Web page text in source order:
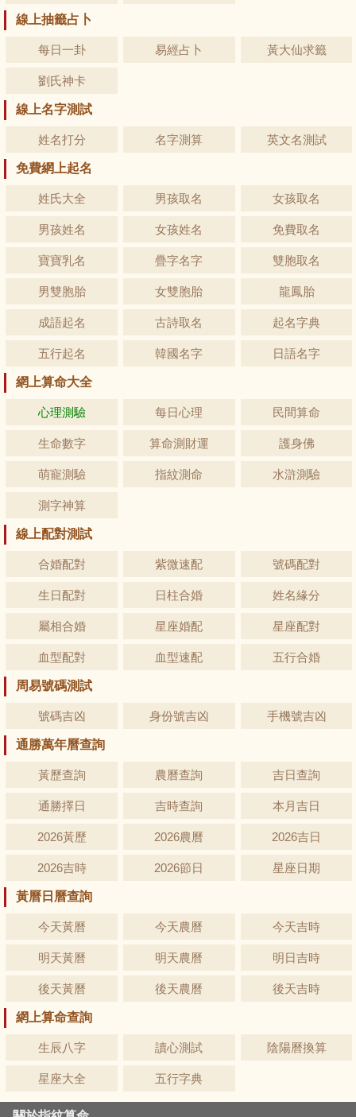
線上抽籤占卜
每日一卦 易經占卜 黃大仙求籤
劉氏神卡
線上名字測試
姓名打分 名字測算 英文名測試
免費網上起名
姓氏大全 男孩取名 女孩取名
男孩姓名 女孩姓名 免費取名
寶寶乳名 疊字名字 雙胞取名
男雙胞胎 女雙胞胎 龍鳳胎
成語起名 古詩取名 起名字典
五行起名 韓國名字 日語名字
網上算命大全
心理測驗 每日心理 民間算命
生命數字 算命測財運 護身佛
萌寵測驗 指紋測命 水滸測驗
測字神算
線上配對測試
合婚配對 紫微速配 號碼配對
生日配對 日柱合婚 姓名緣分
屬相合婚 星座婚配 星座配對
血型配對 血型速配 五行合婚
周易號碼測試
號碼吉凶 身份號吉凶 手機號吉凶
通勝萬年曆查詢
黃歷查詢 農曆查詢 吉日查詢
通勝擇日 吉時查詢 本月吉日
2026黃歷 2026農曆 2026吉日
2026吉時 2026節日 星座日期
黃曆日曆查詢
今天黃曆 今天農曆 今天吉時
明天黃曆 明天農曆 明日吉時
後天黃曆 後天農曆 後天吉時
網上算命查詢
生辰八字 讀心測試 陰陽曆換算
星座大全 五行字典